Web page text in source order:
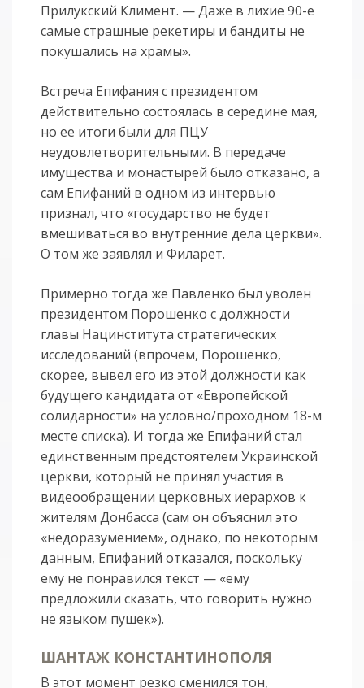
Прилукский Климент. — Даже в лихие 90-е
самые страшные рекетиры и бандиты не
покушались на храмы».
Встреча Епифания с президентом
действительно состоялась в середине мая,
но ее итоги были для ПЦУ
неудовлетворительными. В передаче
имущества и монастырей было отказано, а
сам Епифаний в одном из интервью
признал, что «государство не будет
вмешиваться во внутренние дела церкви».
О том же заявлял и Филарет.
Примерно тогда же Павленко был уволен
президентом Порошенко с должности
главы Нацинститута стратегических
исследований (впрочем, Порошенко,
скорее, вывел его из этой должности как
будущего кандидата от «Европейской
солидарности» на условно/проходном 18-м
месте списка). И тогда же Епифаний стал
единственным предстоятелем Украинской
церкви, который не принял участия в
видеообращении церковных иерархов к
жителям Донбасса (сам он объяснил это
«недоразумением», однако, по некоторым
данным, Епифаний отказался, поскольку
ему не понравился текст — «ему
предложили сказать, что говорить нужно
не языком пушек»).
ШАНТАЖ КОНСТАНТИНОПОЛЯ
В этот момент резко сменился тон,